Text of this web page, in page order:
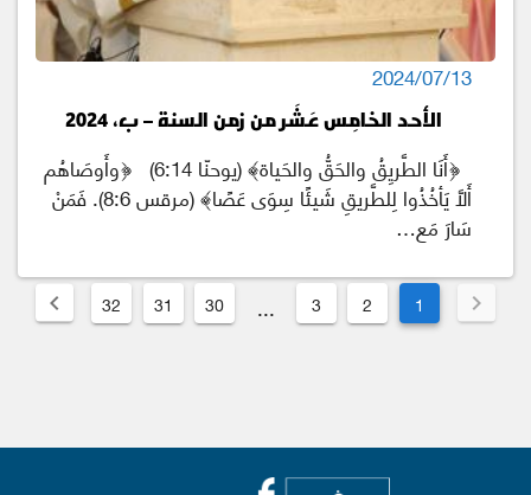
2024/07/13
الأحد الخامِس عَشَر من زمن السنة – ب، 2024
﴿أَنَا الطَّريِقُ والحَقُّ والحَياة﴾ (يوحنّا 6:14) ﴿وأَوصَاهُم
أَلاَّ يَأخُذُوا لِلطَّريقِ شَيئًا سِوَى عَصًا﴾ (مرقس 8:6). فَمَنْ
سَارَ مَع…
1
2
3
...
30
31
32